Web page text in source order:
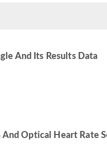
And Its Results Data
Optical Heart Rate